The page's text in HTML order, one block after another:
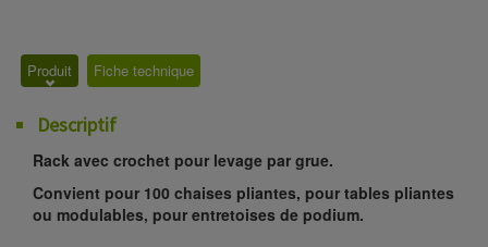
Produit Fiche technique
Descriptif
Rack avec crochet pour levage par grue.
Convient pour 100 chaises pliantes, pour tables pliantes
ou modulables, pour entretoises de podium.